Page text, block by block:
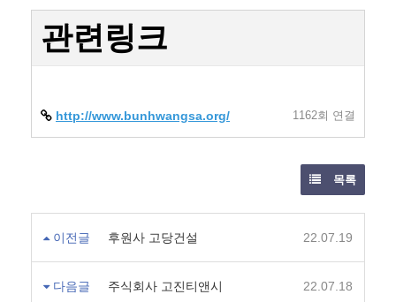
관련링크
http://www.bunhwangsa.org/ 1162회 연결
목록
이전글 후원사 고당건설 22.07.19
다음글 주식회사 고진티앤시 22.07.18